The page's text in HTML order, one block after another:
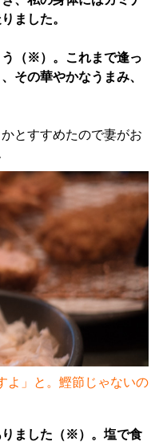
ました。
（※）。これまで逢っ
その華やかなうまみ、
とすすめたので妻がお
よ」と。鰹節じゃないの
りました（※）。塩で食